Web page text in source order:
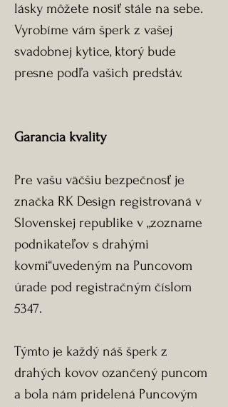
lásky môžete nosiť stále na sebe.
Vyrobíme vám šperk z vašej
svadobnej kytice, ktorý bude
presne podľa vašich predstáv.
Garancia kvality
Pre vašu väčšiu bezpečnosť je
značka RK Design registrovaná v
Slovenskej republike v „zozname
podnikateľov s drahými
kovmi“uvedeným na Puncovom
úrade pod registračným číslom
5347.
Týmto je každý náš šperk z
drahých kovov ozančený puncom
a bola nám pridelená Puncovým